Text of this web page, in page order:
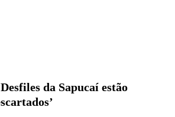
da Sapucaí estão